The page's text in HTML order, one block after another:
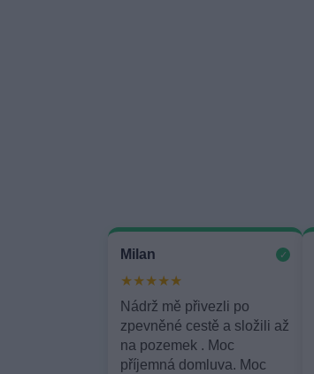
Milan ✓
★★★★★
Nádrž mě přivezli po
zpevněné cestě a složili až
na pozemek . Moc
příjemná domluva. Moc